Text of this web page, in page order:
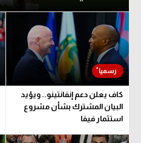
كاف يعلن دعم إنفانتينو.. ويؤيد
البيان المشترك بشأن مشروع
استثمار فيفا